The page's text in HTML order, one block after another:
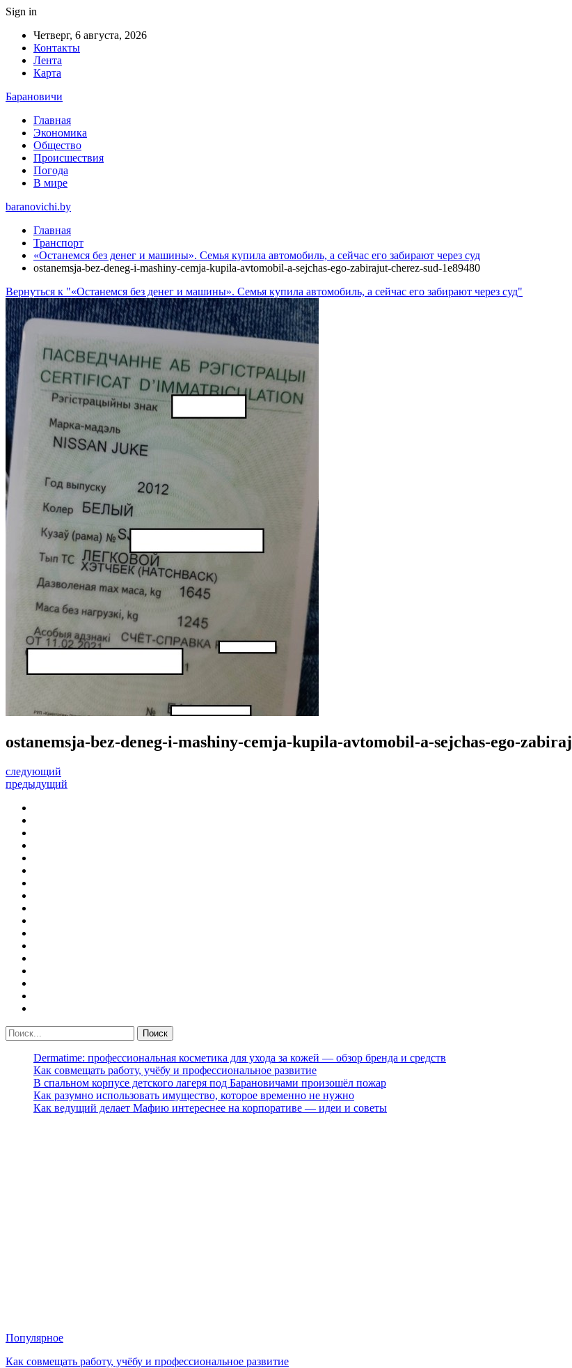
Sign in
Четверг, 6 августа, 2026
Контакты
Лента
Карта
Барановичи
Главная
Экономика
Общество
Происшествия
Погода
В мире
baranovichi.by
Главная
Транспорт
«Останемся без денег и машины». Cемья купила автомобиль, а сейчас его забирают через суд
ostanemsja-bez-deneg-i-mashiny-cemja-kupila-avtomobil-a-sejchas-ego-zabirajut-cherez-sud-1e89480
Вернуться к "«Останемся без денег и машины». Cемья купила автомобиль, а сейчас его забирают через суд"
ostanemsja-bez-deneg-i-mashiny-cemja-kupila-avtomobil-a-sejchas-ego-
следующий
предыдущий
Dermatime: профессиональная косметика для ухода за кожей — обзор бренда и средств
Как совмещать работу, учёбу и профессиональное развитие
В спальном корпусе детского лагеря под Барановичами произошёл пожар
Как разумно использовать имущество, которое временно не нужно
Как ведущий делает Мафию интереснее на корпоративе — идеи и советы
Популярное
Как совмещать работу, учёбу и профессиональное развитие